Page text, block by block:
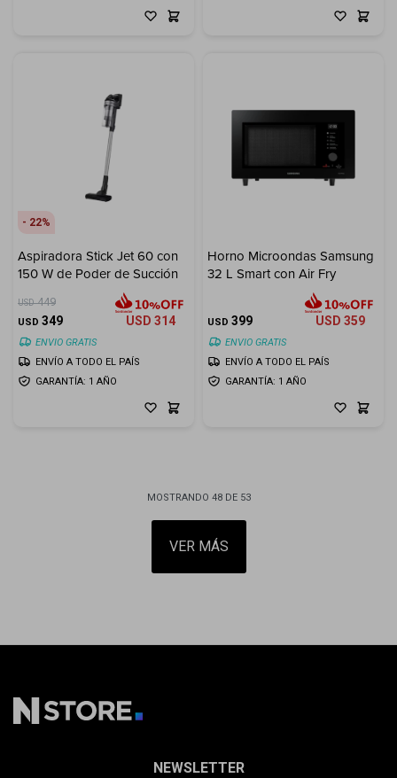
22
Aspiradora Stick Jet 60 con
150 W de Poder de Succión
USD 449
USD 349 USD 314
ENVIO GRATIS
GARANTÍA: 1 AÑO
ENVÍO A TODO EL PAÍS
Horno Microondas Samsung
32 L Smart con Air Fry
USD 399 USD 359
ENVIO GRATIS
GARANTÍA: 1 AÑO
ENVÍO A TODO EL PAÍS
MOSTRANDO 48DE 53
VER MÁS
NEWSLETTER